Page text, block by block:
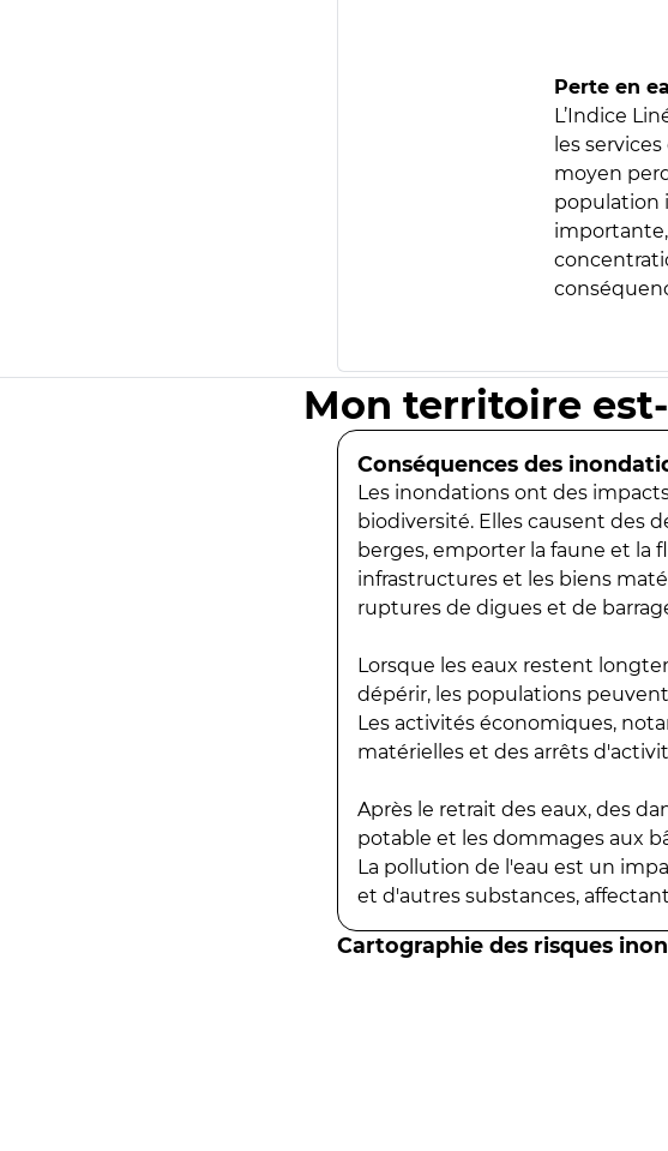
Perte en
L’Indice
les
moyen
population
Mon territoire
Conséquences des
Les inondations ont des
biodiversité. Elles causent des
berges, emporter la faune et la
infrastructures et les biens
ruptures de digues et de
Lorsque les eaux restent
dépérir, les populations
Les activités économiques,
matérielles et des arrêts
Après le retrait des eaux, des
potable et les dommages aux
La pollution de l'eau est un
et d'autres substances,
Cartographie des risques